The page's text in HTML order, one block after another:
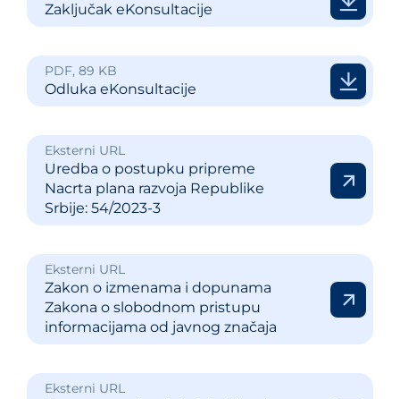
Zaključak eKonsultacije
PDF, 89 KB
Odluka eKonsultacije
Eksterni URL
Uredba o postupku pripreme
Nacrta plana razvoja Republike
Srbije: 54/2023-3
Eksterni URL
Zakon o izmenama i dopunama
Zakona o slobodnom pristupu
informacijama od javnog značaja
Eksterni URL